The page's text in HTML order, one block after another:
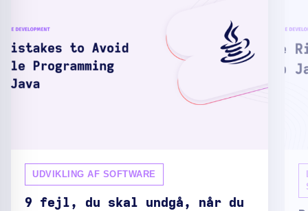
UDVIKLING AF SOFTWARE
9 fejl, du skal undgå, når du